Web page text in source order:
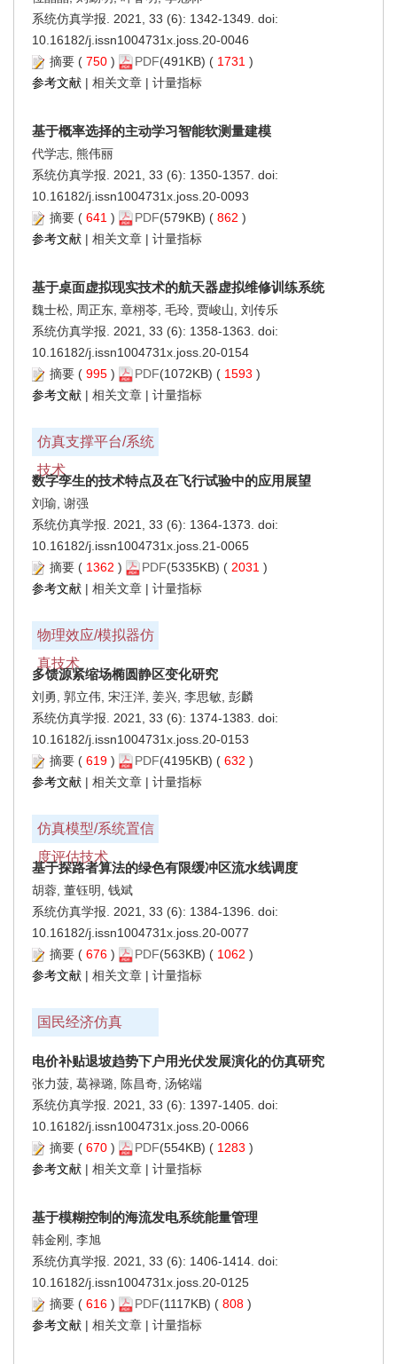
系统仿真学报. 2021, 33 (6): 1342-1349. doi:
10.16182/j.issn1004731x.joss.20-0046
摘要 ( 750 ) PDF(491KB) ( 1731 )
参考文献 | 相关文章 | 计量指标
基于概率选择的主动学习智能软测量建模
代学志, 熊伟丽
系统仿真学报. 2021, 33 (6): 1350-1357. doi:
10.16182/j.issn1004731x.joss.20-0093
摘要 ( 641 ) PDF(579KB) ( 862 )
参考文献 | 相关文章 | 计量指标
基于桌面虚拟现实技术的航天器虚拟维修训练系统
魏士松, 周正东, 章栩苓, 毛玲, 贾峻山, 刘传乐
系统仿真学报. 2021, 33 (6): 1358-1363. doi:
10.16182/j.issn1004731x.joss.20-0154
摘要 ( 995 ) PDF(1072KB) ( 1593 )
参考文献 | 相关文章 | 计量指标
仿真支撑平台/系统
技术
数字孪生的技术特点及在飞行试验中的应用展望
刘瑜, 谢强
系统仿真学报. 2021, 33 (6): 1364-1373. doi:
10.16182/j.issn1004731x.joss.21-0065
摘要 ( 1362 ) PDF(5335KB) ( 2031 )
参考文献 | 相关文章 | 计量指标
物理效应/模拟器仿
真技术
多馈源紧缩场椭圆静区变化研究
刘勇, 郭立伟, 宋汪洋, 姜兴, 李思敏, 彭麟
系统仿真学报. 2021, 33 (6): 1374-1383. doi:
10.16182/j.issn1004731x.joss.20-0153
摘要 ( 619 ) PDF(4195KB) ( 632 )
参考文献 | 相关文章 | 计量指标
仿真模型/系统置信
度评估技术
基于探路者算法的绿色有限缓冲区流水线调度
胡蓉, 董钰明, 钱斌
系统仿真学报. 2021, 33 (6): 1384-1396. doi:
10.16182/j.issn1004731x.joss.20-0077
摘要 ( 676 ) PDF(563KB) ( 1062 )
参考文献 | 相关文章 | 计量指标
国民经济仿真
电价补贴退坡趋势下户用光伏发展演化的仿真研究
张力菠, 葛禄璐, 陈昌奇, 汤铭端
系统仿真学报. 2021, 33 (6): 1397-1405. doi:
10.16182/j.issn1004731x.joss.20-0066
摘要 ( 670 ) PDF(554KB) ( 1283 )
参考文献 | 相关文章 | 计量指标
基于模糊控制的海流发电系统能量管理
韩金刚, 李旭
系统仿真学报. 2021, 33 (6): 1406-1414. doi:
10.16182/j.issn1004731x.joss.20-0125
摘要 ( 616 ) PDF(1117KB) ( 808 )
参考文献 | 相关文章 | 计量指标